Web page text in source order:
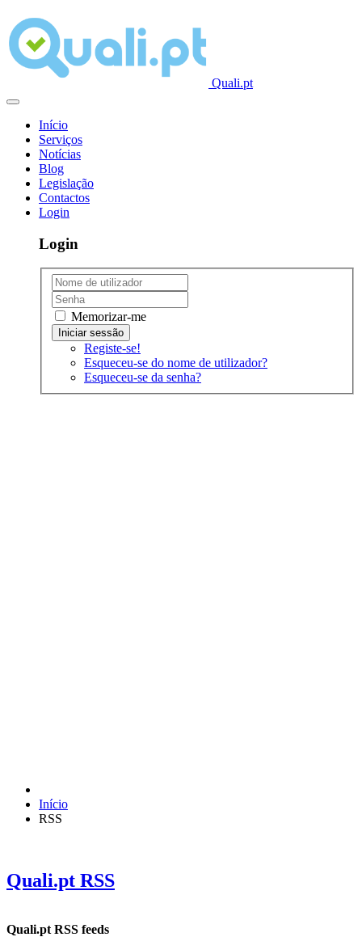
Quali.pt
Início
Serviços
Notícias
Blog
Legislação
Contactos
Login
Login
Memorizar-me
Registe-se!
Esqueceu-se do nome de utilizador?
Esqueceu-se da senha?
Início
RSS
Quali.pt RSS
Quali.pt RSS feeds